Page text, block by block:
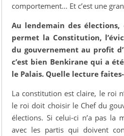
comportement… Et c’est une
Au lendemain des
permet la Constitution,
du gouvernement au profit
c’est bien Benkirane qui a
le Palais. Quelle lecture
La constitution est claire, le roi
le roi doit choisir le Chef du
élections. Si celui-ci n’a pas
avec les partis qui doivent